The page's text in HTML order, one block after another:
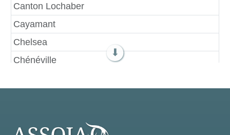
Canton Lochaber
Cayamant
Chelsea
Chénéville
Denholm
⬇